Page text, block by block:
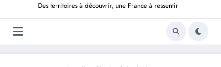
Des territoires à découvrir, une France à ressentir